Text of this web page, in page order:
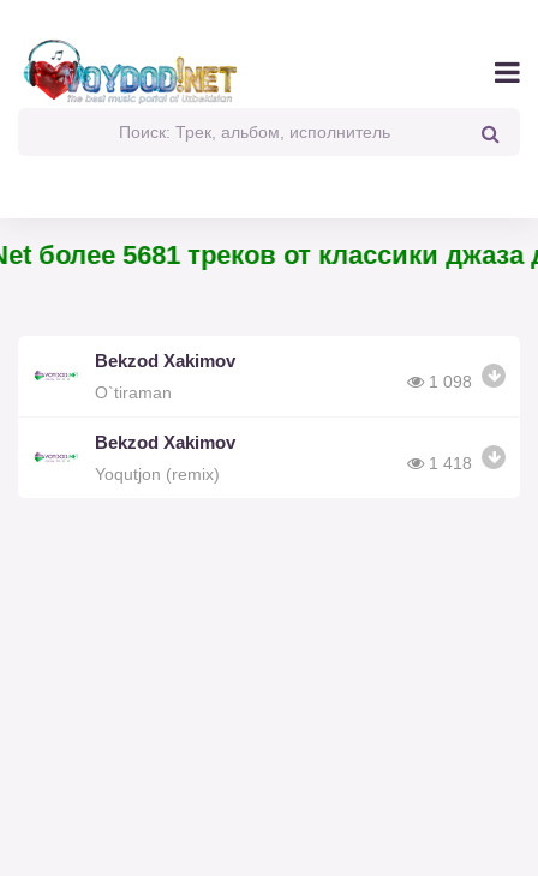
более 5681 треков от классики джаза
Bekzod Xakimov
O`tiraman
1 098
Bekzod Xakimov
Yoqutjon (remix)
1 418